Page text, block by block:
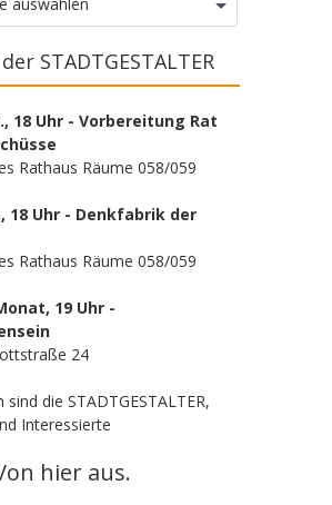
STADTGESTALTER
18 Uhr - Vorbereitung Rat
Rathaus Räume 058/059
18 Uhr - Denkfabrik der
Rathaus Räume 058/059
19 Uhr -
24
sind die STADTGESTALTER,
Interessierte
hier aus.